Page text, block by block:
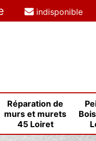
indisponible
Réparation de
murs et murets
45 Loiret